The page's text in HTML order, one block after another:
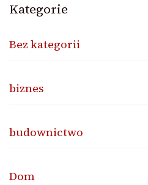
Kategorie
Bez kategorii
biznes
budownictwo
Dom